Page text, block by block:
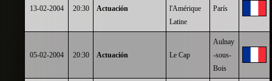
13-02-2004 20:30 Actuación
l'Amérique
Latine
París
05-02-2004 20:30 Actuación Le Cap
Aulnay
-sous-
Bois